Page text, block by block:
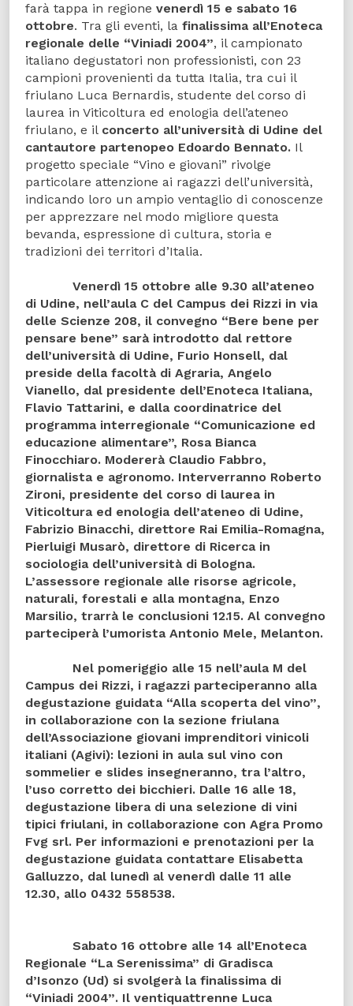
farà tappa in regione venerdì 15 e sabato 16
ottobre. Tra gli eventi, la finalissima all’Enoteca
regionale delle “Viniadi 2004”, il campionato
italiano degustatori non professionisti, con 23
campioni provenienti da tutta Italia, tra cui il
friulano Luca Bernardis, studente del corso di
laurea in Viticoltura ed enologia dell’ateneo
friulano, e il concerto all’università di Udine del
cantautore partenopeo Edoardo Bennato. Il
progetto speciale “Vino e giovani” rivolge
particolare attenzione ai ragazzi dell’università,
indicando loro un ampio ventaglio di conoscenze
per apprezzare nel modo migliore questa
bevanda, espressione di cultura, storia e
tradizioni dei territori d’Italia.
Venerdì 15 ottobre alle 9.30 all’ateneo
di Udine, nell’aula C del Campus dei Rizzi in via
delle Scienze 208, il convegno “Bere bene per
pensare bene” sarà introdotto dal rettore
dell’università di Udine, Furio Honsell, dal
preside della facoltà di Agraria, Angelo
Vianello, dal presidente dell’Enoteca Italiana,
Flavio Tattarini, e dalla coordinatrice del
programma interregionale “Comunicazione ed
educazione alimentare”, Rosa Bianca
Finocchiaro. Modererà Claudio Fabbro,
giornalista e agronomo. Interverranno Roberto
Zironi, presidente del corso di laurea in
Viticoltura ed enologia dell’ateneo di Udine,
Fabrizio Binacchi, direttore Rai Emilia-Romagna,
Pierluigi Musarò, direttore di Ricerca in
sociologia dell’università di Bologna.
L’assessore regionale alle risorse agricole,
naturali, forestali e alla montagna, Enzo
Marsilio, trarrà le conclusioni 12.15. Al convegno
parteciperà l’umorista Antonio Mele, Melanton.
Nel pomeriggio alle 15 nell’aula M del
Campus dei Rizzi, i ragazzi parteciperanno alla
degustazione guidata “Alla scoperta del vino”,
in collaborazione con la sezione friulana
dell’Associazione giovani imprenditori vinicoli
italiani (Agivi): lezioni in aula sul vino con
sommelier e slides insegneranno, tra l’altro,
l’uso corretto dei bicchieri. Dalle 16 alle 18,
degustazione liberadi una selezione di vini
tipici friulani, in collaborazione con Agra Promo
Fvg srl. Per informazioni e prenotazioni per la
degustazione guidata contattare Elisabetta
Galluzzo, dal lunedì al venerdì dalle 11 alle
12.30, allo 0432 558538.
Sabato 16 ottobre alle 14 all’Enoteca
Regionale “La Serenissima” di Gradisca
d’Isonzo (Ud) si svolgerà la finalissima di
“Viniadi 2004”. Il ventiquattrenne Luca